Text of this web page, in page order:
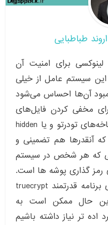
اروند طباطبایی
برای امنیت آن
این سیستم عامل از خیلی
کمبود آن‌ها احساس می‌شود
مخفی کردن فایل‌های
خود در ویندوز از پوشه ها و شاخه‌های تودرتو و یا hidden
که آنقدرها هم تضمینی و
که هر شخص در سیستم
رمز گذاری پوشه ها است.
درست است که هیچ چیز جای برنامه قدرتمند truecrypt
این حال ممکن است به
اده تر نیاز داشته باشیم